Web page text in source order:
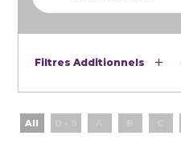
Filtres Additionnels
All